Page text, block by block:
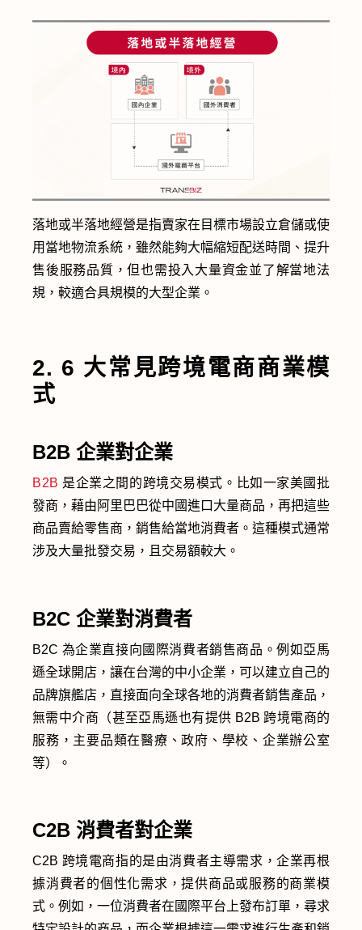
落地或半落地經營是指賣家在目標市場設立倉儲或使
用當地物流系統，雖然能夠大幅縮短配送時間、提升
售後服務品質，但也需投入大量資金並了解當地法
規，較適合具規模的大型企業。
2. 6 大常見跨境電商商業模
式
B2B 企業對企業
B2B 是企業之間的跨境交易模式。比如一家美國批
發商，藉由阿里巴巴從中國進口大量商品，再把這些
商品賣給零售商，銷售給當地消費者。這種模式通常
涉及大量批發交易，且交易額較大。
B2C 企業對消費者
B2C 為企業直接向國際消費者銷售商品。例如亞馬
遜全球開店，讓在台灣的中小企業，可以建立自己的
品牌旗艦店，直接面向全球各地的消費者銷售產品，
無需中介商（甚至亞馬遜也有提供 B2B 跨境電商的
服務，主要品類在醫療、政府、學校、企業辦公室
等）。
C2B 消費者對企業
C2B 跨境電商指的是由消費者主導需求，企業再根
據消費者的個性化需求，提供商品或服務的商業模
式。例如，一位消費者在國際平台上發布訂單，尋求